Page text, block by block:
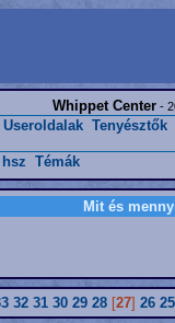
Whippet Center-
Useroldalak Tenyésztők
Témák
Mit és
32 31 30 29 28 [27] 26 25